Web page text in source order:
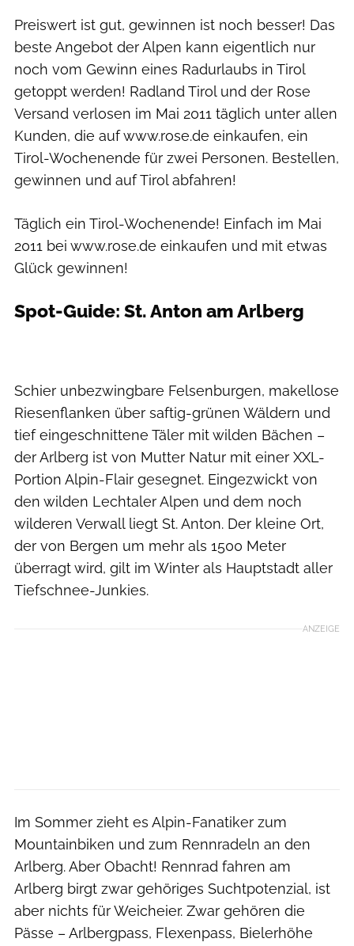
Preiswert ist gut, gewinnen ist noch besser! Das
beste Angebot der Alpen kann eigentlich nur
noch vom Gewinn eines Radurlaubs in Tirol
getoppt werden! Radland Tirol und der Rose
Versand verlosen im Mai 2011 täglich unter allen
Kunden, die auf www.rose.de einkaufen, ein
Tirol-Wochenende für zwei Personen. Bestellen,
gewinnen und auf Tirol abfahren!
Täglich ein Tirol-Wochenende! Einfach im Mai
2011 bei www.rose.de einkaufen und mit etwas
Glück gewinnen!
Spot-Guide: St. Anton am Arlberg
Schier unbezwingbare Felsenburgen, makellose
Riesenflanken über saftig-grünen Wäldern und
tief eingeschnittene Täler mit wilden Bächen –
der Arlberg ist von Mutter Natur mit einer XXL-
Portion Alpin-Flair gesegnet. Eingezwickt von
den wilden Lechtaler Alpen und dem noch
wilderen Verwall liegt St. Anton. Der kleine Ort,
der von Bergen um mehr als 1500 Meter
überragt wird, gilt im Winter als Hauptstadt aller
Tiefschnee-Junkies.
ANZEIGE
Im Sommer zieht es Alpin-Fanatiker zum
Mountainbiken und zum Rennradeln an den
Arlberg. Aber Obacht! Rennrad fahren am
Arlberg birgt zwar gehöriges Suchtpotenzial, ist
aber nichts für Weicheier. Zwar gehören die
Pässe – Arlbergpass, Flexenpass, Bielerhöhe